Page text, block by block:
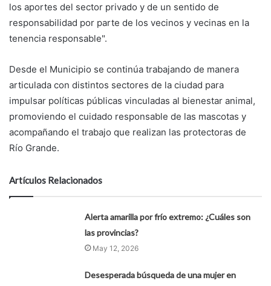
los aportes del sector privado y de un sentido de
responsabilidad por parte de los vecinos y vecinas en la
tenencia responsable".
Desde el Municipio se continúa trabajando de manera
articulada con distintos sectores de la ciudad para
impulsar políticas públicas vinculadas al bienestar animal,
promoviendo el cuidado responsable de las mascotas y
acompañando el trabajo que realizan las protectoras de
Río Grande.
Artículos Relacionados
Alerta amarilla por frío extremo: ¿Cuáles son
las provincias?
May 12, 2026
Desesperada búsqueda de una mujer en